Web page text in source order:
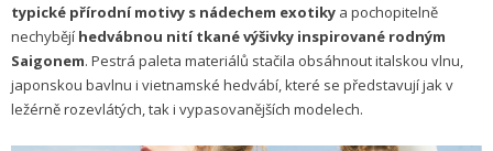
typické přírodní motivy s nádechem exotiky a pochopitelně
nechybějí hedvábnou nití tkané výšivky inspirované rodným
Saigonem. Pestrá paleta materiálů stačila obsáhnout italskou vlnu,
japonskou bavlnu i vietnamské hedvábí, které se představují jak v
ležérně rozevlátých, tak i vypasovanějších modelech.